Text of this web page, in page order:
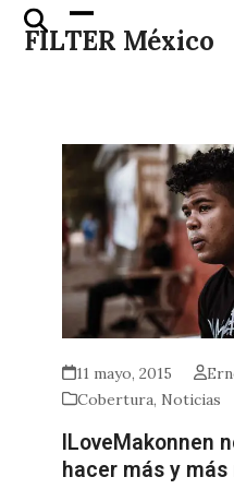
Skip
FILTER México
Open
mobile
Close
mobile
11 mayo, 2015
Cobertura, Noticias
ILoveMakonnen
hacer más y